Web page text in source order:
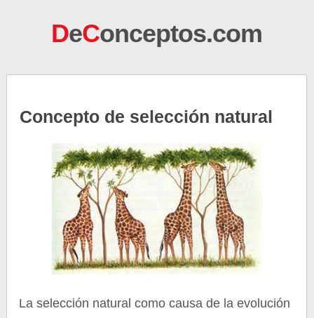
DeConceptos.com
Concepto de selección natural
La selección natural como causa de la evolución